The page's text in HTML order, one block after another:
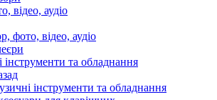
відео, аудіо
фото, відео, аудіо
інструменти та обладнання
інструменти та обладнання